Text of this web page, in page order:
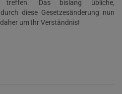
treffen. Das bislang übliche,
diese Gesetzesänderung nun
um Ihr Verständnis!